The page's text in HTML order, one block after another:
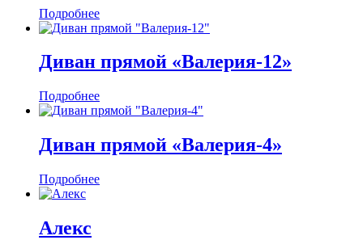
Подробнее
Диван прямой «Валерия-12»
Подробнее
Диван прямой «Валерия-4»
Подробнее
Алекс